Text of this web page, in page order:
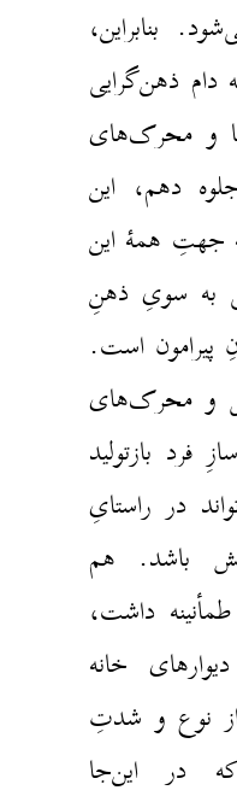
بنابراین،
دام ذهن‌گرایی
و محرک‌های
دهم، این
جهتِ همهٔ این
به سویِ ذهنِ
پیرامون است.
و محرک‌های
فرد بازتولید
در راستایِ
باشد. هم
داشت،
خانه
نوع و شدتِ
در این‌جا